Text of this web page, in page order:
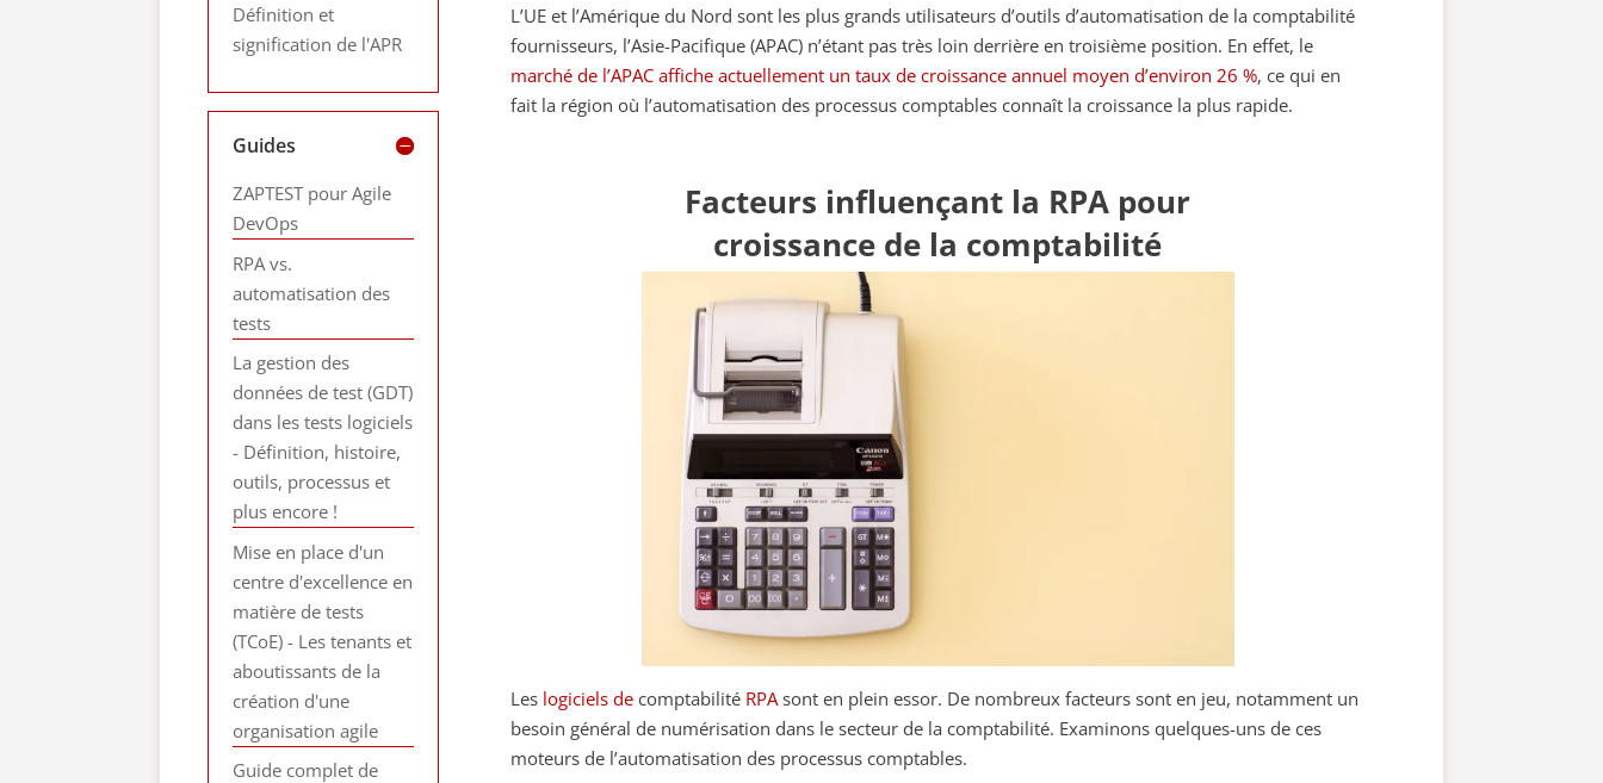
L’UE et l’Amérique du Nord sont les plus grands utilisateurs d’outils d’automatisation de la comptabilité
fournisseurs, l’Asie-Pacifique (APAC) n’étant pas très loin derrière en troisième position. En effet, le
marché de l’APAC affiche actuellement un taux de croissance annuel moyen d’environ 26 %, ce qui en
fait la région où l’automatisation des processus comptables connaît la croissance la plus rapide.
Facteurs influençant la RPA pour
croissance de la comptabilité
Les logiciels de comptabilité RPAsont en plein essor. De nombreux facteurs sont en jeu, notamment un
besoin général de numérisation dans le secteur de la comptabilité. Examinons quelques-uns de ces
moteurs de l’automatisation des processus comptables.
Définition et
signification de l'APR
Guides
ZAPTEST pour Agile
DevOps
RPA vs.
automatisation des
tests
La gestion des
données de test (GDT)
dans les tests logiciels
- Définition, histoire,
outils, processus et
plus encore !
Mise en place d'un
centre d'excellence en
matière de tests
(TCoE) - Les tenants et
aboutissants de la
création d'une
organisation agile
Guide complet de